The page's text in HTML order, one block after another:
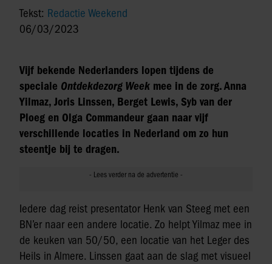
Tekst: Redactie Weekend
06/03/2023
Vijf bekende Nederlanders lopen tijdens de
speciale Ontdekdezorg Week mee in de zorg. Anna
Yilmaz, Joris Linssen, Berget Lewis, Syb van der
Ploeg en Olga Commandeur gaan naar vijf
verschillende locaties in Nederland om zo hun
steentje bij te dragen.
Iedere dag reist presentator Henk van Steeg met een
BN’er naar een andere locatie. Zo helpt Yilmaz mee in
de keuken van 50/50, een locatie van het Leger des
Heils in Almere. Linssen gaat aan de slag met visueel